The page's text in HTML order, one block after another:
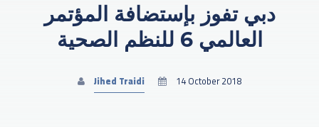
Search in the website:
دبي تفوز بإستضافة المؤتمر
العالمي 6 للنظم الصحية
Jihed Traidi 14 October 2018